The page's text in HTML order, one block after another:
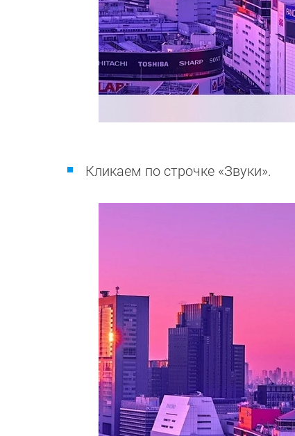
Кликаем по строчке «Звуки».